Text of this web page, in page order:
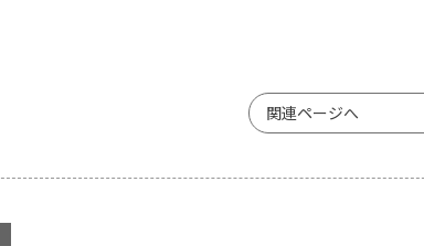
関連ページへ